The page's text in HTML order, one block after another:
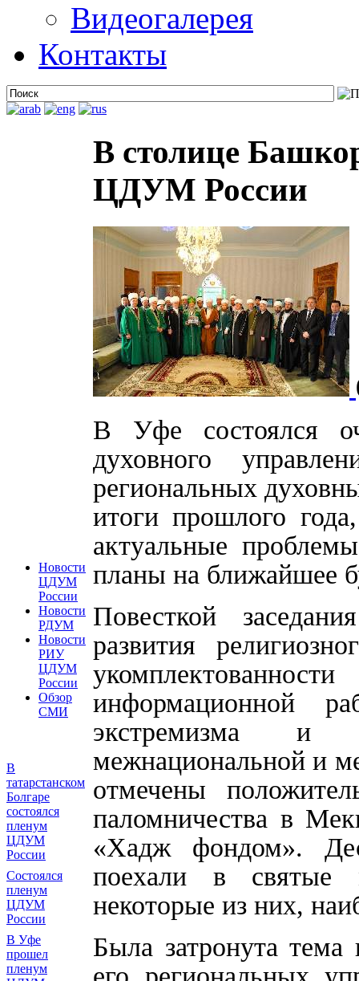
Видеогалерея
Контакты
Новости
ЦДУМ
России
Новости
РДУМ
Новости
РИУ
ЦДУМ
России
Обзор
СМИ
В
татарстанском
Болгаре
состоялся
пленум
ЦДУМ
России
Состоялся
пленум
ЦДУМ
России
В Уфе
прошел
пленум
В столице
ЦДУМ России
В Уфе состоялся
духовного
региональных
итоги прошлого
актуальные
планы на ближайшее
Повесткой
развития
информационной
экстремизма и
межнациональной и
отмечены
паломничества в
«Хадж фондом».
поехали в святые
некоторые из них,
Была затронута